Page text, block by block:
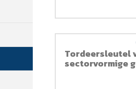
Tordeersleutel
sectorvormige